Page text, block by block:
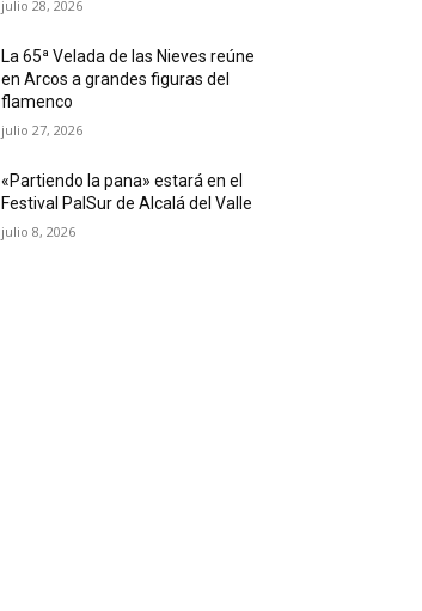
julio 28, 2026
La 65ª Velada de las Nieves reúne
en Arcos a grandes figuras del
flamenco
julio 27, 2026
«Partiendo la pana» estará en el
Festival PalSur de Alcalá del Valle
julio 8, 2026